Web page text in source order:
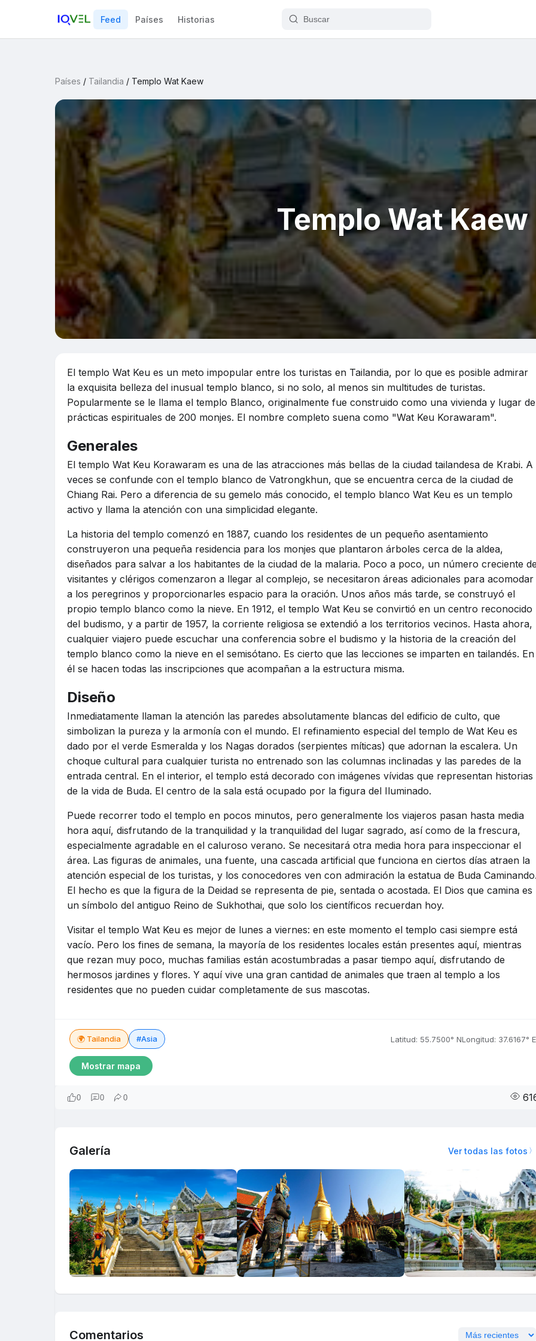
Feed Países Historias
Países / Tailandia / Templo Wat Kaew
Templo Wat Kaew
El templo Wat Keu es un meto impopular entre los turistas en Tailandia, por lo que es posible admirar
la exquisita belleza del inusual templo blanco, si no solo, al menos sin multitudes de turistas.
Popularmente se le llama el templo Blanco, originalmente fue construido como una vivienda y lugar de
prácticas espirituales de 200 monjes. El nombre completo suena como "Wat Keu Korawaram".
Generales
El templo Wat Keu Korawaram es una de las atracciones más bellas de la ciudad tailandesa de Krabi. A
veces se confunde con el templo blanco de Vatrongkhun, que se encuentra cerca de la ciudad de
Chiang Rai. Pero a diferencia de su gemelo más conocido, el templo blanco Wat Keu es un templo
activo y llama la atención con una simplicidad elegante.
La historia del templo comenzó en 1887, cuando los residentes de un pequeño asentamiento
construyeron una pequeña residencia para los monjes que plantaron árboles cerca de la aldea,
diseñados para salvar a los habitantes de la ciudad de la malaria. Poco a poco, un número creciente
visitantes y clérigos comenzaron a llegar al complejo, se necesitaron áreas adicionales para acomodar
a los peregrinos y proporcionarles espacio para la oración. Unos años más tarde, se construyó el
propio templo blanco como la nieve. En 1912, el templo Wat Keu se convirtió en un centro reconocido
del budismo, y a partir de 1957, la corriente religiosa se extendió a los territorios vecinos. Hasta ahora,
cualquier viajero puede escuchar una conferencia sobre el budismo y la historia de la creación del
templo blanco como la nieve en el semisótano. Es cierto que las lecciones se imparten en tailandés. En
él se hacen todas las inscripciones que acompañan a la estructura misma.
Diseño
Inmediatamente llaman la atención las paredes absolutamente blancas del edificio de culto, que
simbolizan la pureza y la armonía con el mundo. El refinamiento especial del templo de Wat Keu es
dado por el verde Esmeralda y los Nagas dorados (serpientes míticas) que adornan la escalera. Un
choque cultural para cualquier turista no entrenado son las columnas inclinadas y las paredes de la
entrada central. En el interior, el templo está decorado con imágenes vívidas que representan historias
de la vida de Buda. El centro de la sala está ocupado por la figura del Iluminado.
Puede recorrer todo el templo en pocos minutos, pero generalmente los viajeros pasan hasta media
hora aquí, disfrutando de la tranquilidad y la tranquilidad del lugar sagrado, así como de la frescura,
especialmente agradable en el caluroso verano. Se necesitará otra media hora para inspeccionar el
área. Las figuras de animales, una fuente, una cascada artificial que funciona en ciertos días atraen la
atención especial de los turistas, y los conocedores ven con admiración la estatua de Buda
El hecho es que la figura de la Deidad se representa de pie, sentada o acostada. El Dios que camina es
un símbolo del antiguo Reino de Sukhothai, que solo los científicos recuerdan hoy.
Visitar el templo Wat Keu es mejor de lunes a viernes: en este momento el templo casi siempre está
vacío. Pero los fines de semana, la mayoría de los residentes locales están presentes aquí, mientras
que rezan muy poco, muchas familias están acostumbradas a pasar tiempo aquí, disfrutando de
hermosos jardines y flores. Y aquí vive una gran cantidad de animales que traen al templo a los
residentes que no pueden cuidar completamente de sus mascotas.
🌍 Tailandia #Asia Latitud: 55.7500° NLongitud: 37.6167° E
Mostrar mapa
0 0 0
Galería Ver todas las fotos
Comentarios